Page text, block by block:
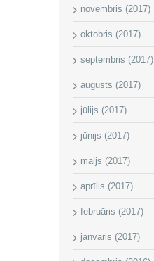
novembris (2017)
oktobris (2017)
septembris (2017)
augusts (2017)
jūlijs (2017)
jūnijs (2017)
maijs (2017)
aprīlis (2017)
februāris (2017)
janvāris (2017)